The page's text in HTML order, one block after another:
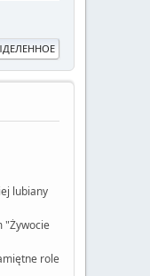
lubiany
"Żywocie
role